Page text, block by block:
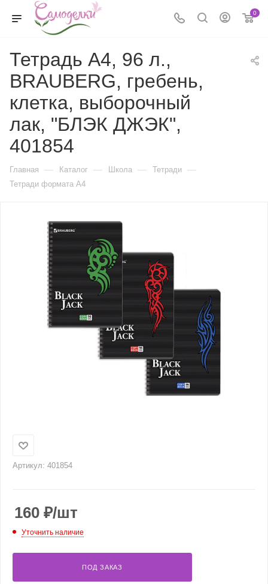
0
Тетрадь А4, 96 л.,
BRAUBERG, гребень,
клетка, выборочный
лак, "БЛЭК ДЖЭК",
401854
Главная — Каталог — Школа — Тетради —
Тетради формата А4
Артикул: 401854
160 ₽/шт
Уточнить наличие
ПОД ЗАКАЗ